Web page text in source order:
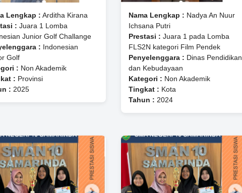
Lengkap : Arditha Kirana
: Juara 1 Lomba
Junior Golf Challange
: Indonesian
Golf
: Non Akademik
: Provinsi
: 2025
Nama Lengkap : Nadya An Nuur
Ichsana Putri
Prestasi : Juara 1 pada Lomba
FLS2N kategori Film Pendek
Penyelenggara : Dinas Pendidikan
dan Kebudayaan
Kategori : Non Akademik
Tingkat : Kota
Tahun : 2024